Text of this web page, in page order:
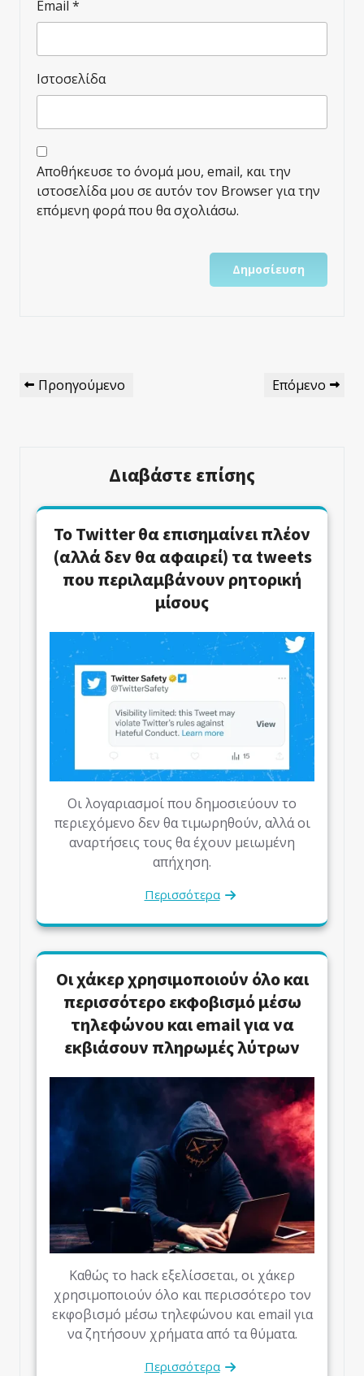
Email *
Ιστοσελίδα
Αποθήκευσε το όνομά μου, email, και την
ιστοσελίδα μου σε αυτόν τον Browser για την
επόμενη φορά που θα σχολιάσω.
Πλοήγηση
Άρθρων
Προηγούμενο
Προηγούμενο
Επόμενο
Επόμενο
Διαβάστε επίσης
Το Twitter θα επισημαίνει πλέον
(αλλά δεν θα αφαιρεί) τα tweets
που περιλαμβάνουν ρητορική
μίσους
Οι λογαριασμοί που δημοσιεύουν το
περιεχόμενο δεν θα τιμωρηθούν, αλλά οι
αναρτήσεις τους θα έχουν μειωμένη
απήχηση.
Περισσότερα
Οι χάκερ χρησιμοποιούν όλο και
περισσότερο εκφοβισμό μέσω
τηλεφώνου και email για να
εκβιάσουν πληρωμές λύτρων
Καθώς το hack εξελίσσεται, οι χάκερ
χρησιμοποιούν όλο και περισσότερο τον
εκφοβισμό μέσω τηλεφώνου και email για
να ζητήσουν χρήματα από τα θύματα.
Περισσότερα